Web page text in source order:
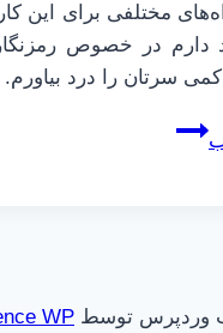
مختلفی برای این
دارم در خصوص
کمی سرتان را درد بیاورم.
رمزنگاری
WP